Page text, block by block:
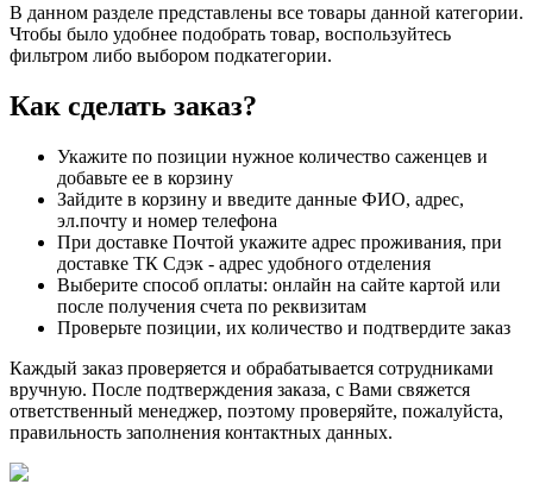
В данном разделе представлены все товары данной категории.
Чтобы было удобнее подобрать товар, воспользуйтесь
фильтром либо выбором подкатегории.
Как сделать заказ?
Укажите по позиции нужное количество саженцев и
добавьте ее в корзину
Зайдите в корзину и введите данные ФИО, адрес,
эл.почту и номер телефона
При доставке Почтой укажите адрес проживания, при
доставке ТК Сдэк - адрес удобного отделения
Выберите способ оплаты: онлайн на сайте картой или
после получения счета по реквизитам
Проверьте позиции, их количество и подтвердите заказ
Каждый заказ проверяется и обрабатывается сотрудниками
вручную. После подтверждения заказа, с Вами свяжется
ответственный менеджер, поэтому проверяйте, пожалуйста,
правильность заполнения контактных данных.